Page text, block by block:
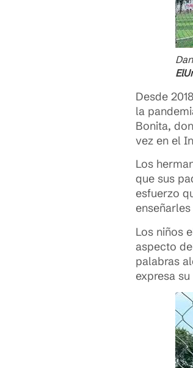
Desde
la
Bonita,
vez en el
Los
que sus
esfuerzo
Los niños
aspecto
palabras
expresa